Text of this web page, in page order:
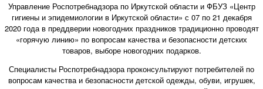
Управление Роспотребнадзора по Иркутской области и ФБУЗ «Центр
гигиены и эпидемиологии в Иркутской области» с 07 по 21 декабря
2020 года в преддверии новогодних праздников традиционно проводят
«горячую линию» по вопросам качества и безопасности детских
товаров, выборе новогодних подарков.
Специалисты Роспотребнадзора проконсультируют потребителей по
вопросам качества и безопасности детской одежды, обуви, игрушек,